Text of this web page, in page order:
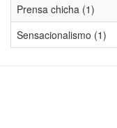
Prensa chicha (1)
Sensacionalismo (1)